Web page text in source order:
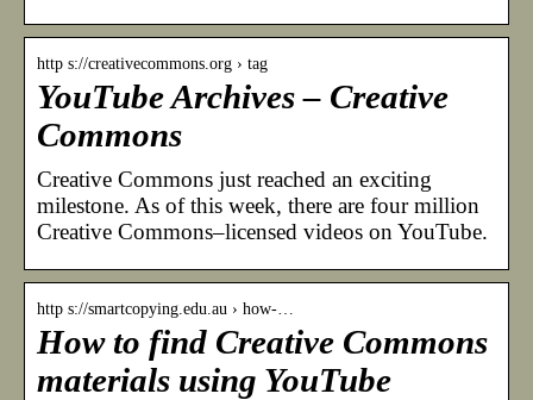
http s://creativecommons.org › tag
YouTube Archives – Creative
Commons
Creative Commons just reached an exciting
milestone. As of this week, there are four million
Creative Commons–licensed videos on YouTube.
http s://smartcopying.edu.au › how-…
How to find Creative Commons
materials using YouTube